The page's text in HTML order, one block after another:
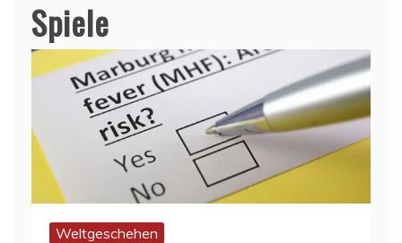
Spiele
Weltgeschehen